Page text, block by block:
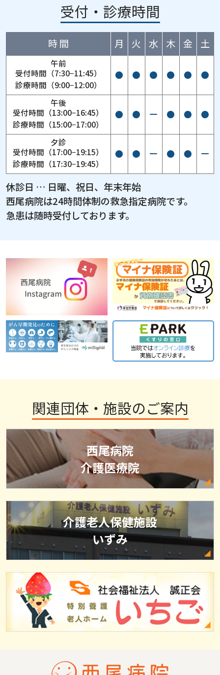
受付・診療時間
時 間 月 火 水 木 金 土
受付時間（7:30−11:45）
診療時間（9:00−12:00）
● ● ● ● ● ●
受付時間（13:00−16:45）
診療時間（15:00−17:00）
● ● ● ● ●
受付時間（17:00−19:15）
診療時間（17:30−19:45）
● ● ● ●
休診日 … 日曜、祝日、年末年始
西尾病院は24時間体制の救急指定病院です。
急患は随時受付しております。
関連団体・施設のご案内
西尾病院
介護医療院
介護老人保健施設
いずみ